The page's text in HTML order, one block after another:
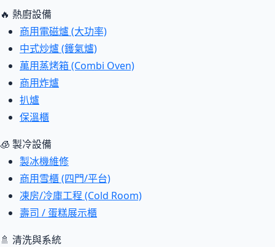
🔥 熱廚設備
商用電磁爐 (大功率)
中式炒爐 (鑊氣爐)
萬用蒸烤箱 (Combi Oven)
商用炸爐
扒爐
保溫櫃
🧊 製冷設備
製冰機維修
商用雪櫃 (四門/平台)
凍房/冷庫工程 (Cold Room)
壽司 / 蛋糕展示櫃
🚿 清洗與系統